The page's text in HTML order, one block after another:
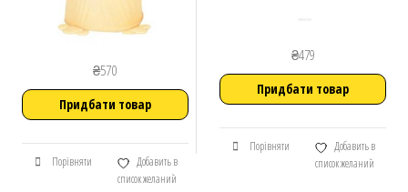
₴570
Придбати товар
Порівняти
Добавить в
список желаний
₴479
Придбати товар
Порівняти
Добавить в
список желаний